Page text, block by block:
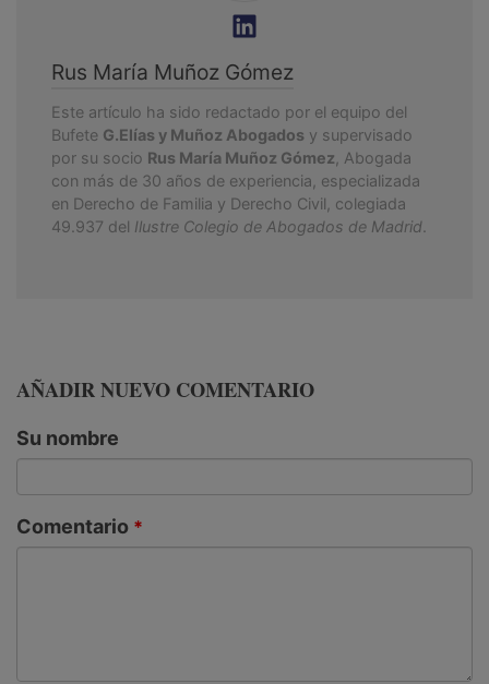
Rus María Muñoz Gómez
Este artículo ha sido redactado por el equipo del
Bufete G.Elías y Muñoz Abogados y supervisado
por su socio Rus María Muñoz Gómez , Abogada
con más de 30 años de experiencia, especializada
en Derecho de Familia y Derecho Civil, colegiada
49.937 del Ilustre Colegio de Abogados de Madrid
AÑADIR NUEVO COMENTARIO
Su nombre
Comentario